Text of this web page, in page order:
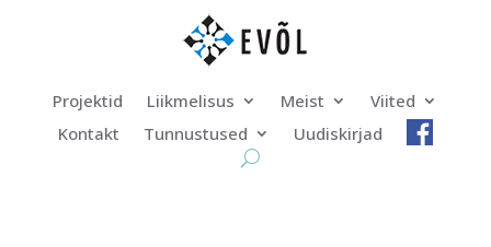
Projektid Liikmelisus Meist
Viited
Kontakt
Tunnustused Uudiskirjad